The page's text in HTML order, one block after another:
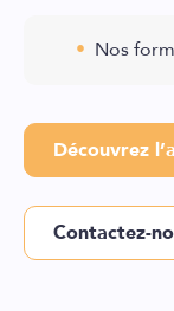
Nos
Découvrez
Contactez-